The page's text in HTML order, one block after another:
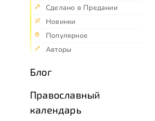
Сделано в Предании
Новинки
Популярное
Авторы
Блог
Православный
календарь